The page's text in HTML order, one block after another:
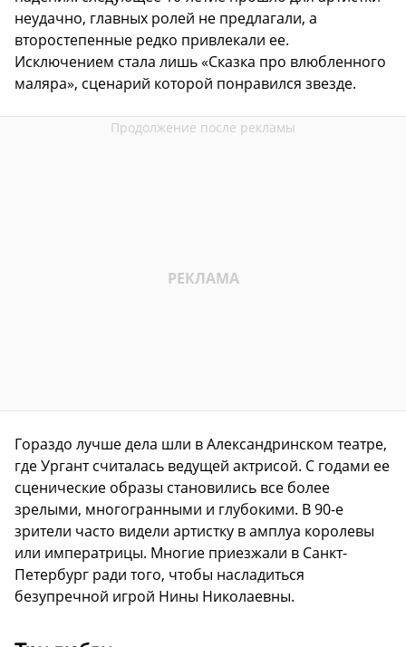
неудачно, главных ролей не предлагали, а
второстепенные редко привлекали ее.
Исключением стала лишь «Сказка про влюбленного
маляра», сценарий которой понравился звезде.
Гораздо лучше дела шли в Александринском театре,
где Ургант считалась ведущей актрисой. С годами ее
сценические образы становились все более
зрелыми, многогранными и глубокими. В 90-е
зрители часто видели артистку в амплуа королевы
или императрицы. Многие приезжали в Санкт-
Петербург ради того, чтобы насладиться
безупречной игрой Нины Николаевны.